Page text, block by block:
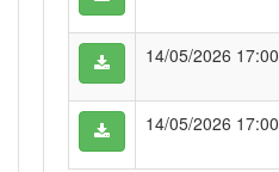
14/05/2026 17:00
14/05/2026 17:00